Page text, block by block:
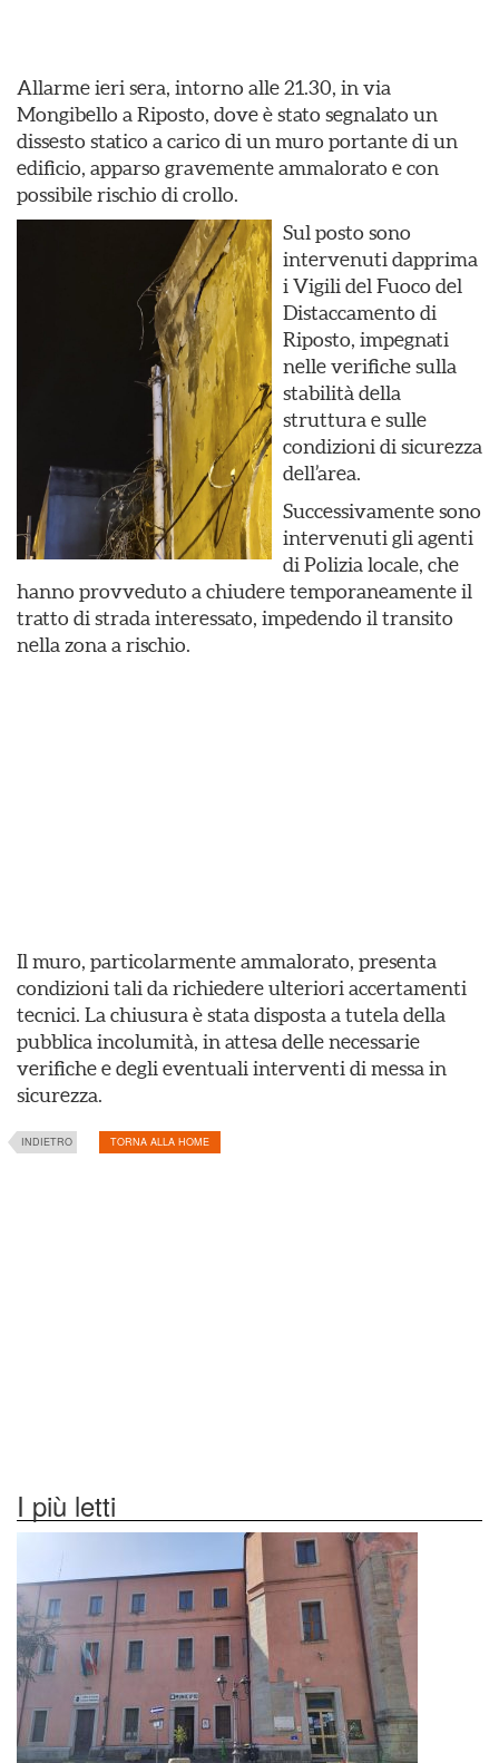
Allarme ieri sera, intorno alle 21.30, in via
Mongibello a Riposto, dove è stato segnalato un
dissesto statico a carico di un muro portante di un
edificio, apparso gravemente ammalorato e con
possibile rischio di crollo.
Sul posto sono
intervenuti dapprima
i Vigili del Fuoco del
Distaccamento di
Riposto, impegnati
nelle verifiche sulla
stabilità della
struttura e sulle
condizioni di sicurezza
dell’area.
Successivamente sono
intervenuti gli agenti
di Polizia locale, che
hanno provveduto a chiudere temporaneamente il
tratto di strada interessato, impedendo il transito
nella zona a rischio.
Il muro, particolarmente ammalorato, presenta
condizioni tali da richiedere ulteriori accertamenti
tecnici. La chiusura è stata disposta a tutela della
pubblica incolumità, in attesa delle necessarie
verifiche e degli eventuali interventi di messa in
sicurezza.
INDIETRO TORNA ALLA HOME
I più letti